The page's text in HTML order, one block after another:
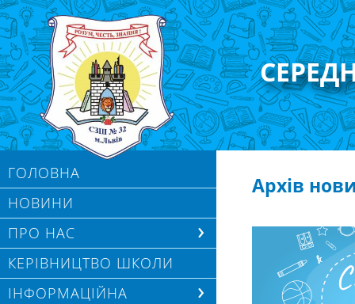
ГОЛОВНА
НОВИНИ
ПРО НАС
КЕРІВНИЦТВО ШКОЛИ
ІНФОРМАЦІЙНА
Архів